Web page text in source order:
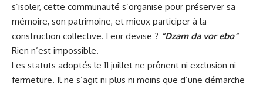
s’isoler, cette communauté s’organise pour préserver sa
mémoire, son patrimoine, et mieux participer à la
construction collective. Leur devise ? “Dzam da vor ebo”
Rien n’est impossible.
Les statuts adoptés le 11 juillet ne prônent ni exclusion ni
fermeture. Il ne s’agit ni plus ni moins que d’une démarche